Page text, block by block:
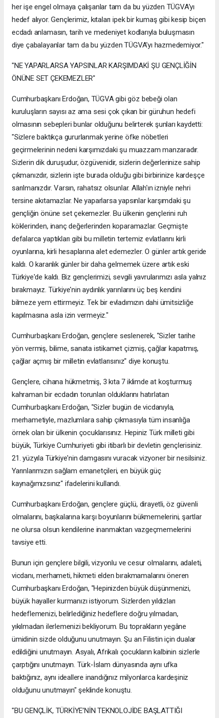
her işe engel olmaya çalışanlar tam da bu yüzden TÜGVA'yı
hedef alıyor. Gençlerimiz, kıtaları ipek bir kumaş gibi kesip biçen
ecdadı anlamasın, tarih ve medeniyet kodlarıyla buluşmasın
diye çabalayanlar tam da bu yüzden TÜGVA'yı hazmedemiyor."
"NE YAPARLARSA YAPSINLAR KARŞIMDAKİ ŞU GENÇLİĞİN
ÖNÜNE SET ÇEKEMEZLER"
Cumhurbaşkanı Erdoğan, TÜGVA gibi göz bebeği olan
kuruluşların sayısı az ama sesi çok çıkan bir güruhun hedefi
olmasının sebepleri bunlar olduğunu belirterek şunları kaydetti:
"Sizlere baktıkça gururlanmak yerine öfke nöbetleri
geçirmelerinin nedeni karşımızdaki şu muazzam manzaradır.
Sizlerin dik duruşudur, özgüvenidir, sizlerin değerlerinize sahip
çıkmanızdır, sizlerin işte burada olduğu gibi birbirinize kardeşçe
sarılmanızdır. Varsın, rahatsız olsunlar. Allah'ın izniyle nehri
tersine akıtamazlar. Ne yaparlarsa yapsınlar karşımdaki şu
gençliğin önüne set çekemezler. Bu ülkenin gençlerini ruh
köklerinden, inanç değerlerinden koparamazlar. Geçmişte
defalarca yaptıkları gibi bu milletin tertemiz evlatlarını kirli
oyunlarına, kirli hesaplarına alet edemezler. O günler artık geride
kaldı. O karanlık günler bir daha gelmemek üzere artık eski
Türkiye'de kaldı. Biz gençlerimizi, sevgili yavrularımızı asla yalnız
bırakmayız. Türkiye'nin aydınlık yarınlarını üç beş kendini
bilmeze yem ettirmeyiz. Tek bir evladımızın dahi ümitsizliğe
kapılmasına asla izin vermeyiz."
Cumhurbaşkanı Erdoğan, gençlere seslenerek, "Sizler tarihe
yön vermiş, bilime, sanata istikamet çizmiş, çağlar kapatmış,
çağlar açmış bir milletin evlatlarısınız" diye konuştu.
Gençlere, cihana hükmetmiş, 3 kıta 7 iklimde at koşturmuş
kahraman bir ecdadın torunları olduklarını hatırlatan
Cumhurbaşkanı Erdoğan, "Sizler bugün de vicdanıyla,
merhametiyle, mazlumlara sahip çıkmasıyla tüm insanlığa
örnek olan bir ülkenin çocuklarısınız. Hepiniz Türk milleti gibi
büyük, Türkiye Cumhuriyeti gibi itibarlı bir devletin gençlerisiniz.
21. yüzyıla Türkiye'nin damgasını vuracak vizyoner bir nesilsiniz.
Yarınlarımızın sağlam emanetçileri, en büyük güç
kaynağımızsınız" ifadelerini kullandı.
Cumhurbaşkanı Erdoğan, gençlere güçlü, dirayetli, öz güvenli
olmalarını, başkalarına karşı boyunlarını bükmemelerini, şartlar
ne olursa olsun kendilerine inanmaktan vazgeçmemelerini
tavsiye etti.
Bunun için gençlere bilgili, vizyonlu ve cesur olmalarını, adaleti,
vicdanı, merhameti, hikmeti elden bırakmamalarını öneren
Cumhurbaşkanı Erdoğan, "Hepinizden büyük düşünmenizi,
büyük hayaller kurmanızı istiyorum. Sizlerden yıldızları
hedeflemenizi, belirlediğiniz hedeflere doğru yılmadan,
yıkılmadan ilerlemenizi bekliyorum. Bu toprakların yegâne
ümidinin sizde olduğunu unutmayın. Şu an Filistin için dualar
edildiğini unutmayın. Asyalı, Afrikalı çocukların kalbinin sizlerle
çarptığını unutmayın. Türk-İslam dünyasında aynı ufka
baktığınız, aynı ideallere inandığınız milyonlarca kardeşiniz
olduğunu unutmayın" şeklinde konuştu.
"BU GENÇLİK, TÜRKİYE’NİN TEKNOLOJİDE BAŞLATTIĞI